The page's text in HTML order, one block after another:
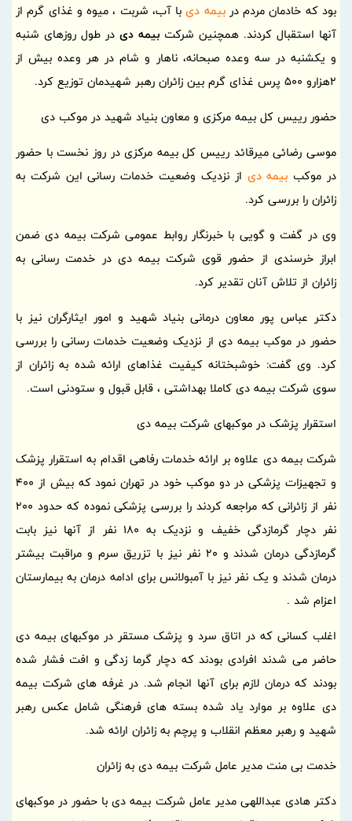
بود که خادمان مردم دربیمه دیبا آب، شربت ، میوه و غذای گرم از
آنها استقبال کردند. همچنین شرکت بیمه دی در طول روزهای شنبه
و یکشنبه در سه وعده صبحانه، ناهار و شام در هر وعده بیش از
2هزارو 500 پرس غذای گرم بین زائران رهبر شهیدمان توزیع کرد.
حضور رییس کل بیمه مرکزی و معاون بنیاد شهید در موکب دی
موسی رضائی میرقائد رییس کل بیمه مرکزی در روز نخست با حضور
در موکب بیمه دی از نزدیک وضعیت خدمات رسانی این شرکت به
زائران را بررسی کرد.
وی در گفت و گویی با خبرنگار روابط عمومی شرکت بیمه دی ضمن
ابراز خرسندی از حضور قوی شرکت بیمه دی در خدمت رسانی به
زائران از تلاش آنان تقدیر کرد.
دکتر عباس پور معاون درمانی بنیاد شهید و امور ایثارگران نیز با
حضور در موکب بیمه دی از نزدیک وضعیت خدمات رسانی را بررسی
کرد. وی گفت: خوشبختانه کیفیت غذاهای ارائه شده به زائران از
سوی شرکت بیمه دی کاملا بهداشتی ، قابل قبول و ستودنی است.
استقرار پزشک در موکبهای شرکت بیمه دی
شرکت بیمه دی علاوه بر ارائه خدمات رفاهی اقدام به استقرار پزشک
و تجهیزات پزشکی در دو موکب خود در تهران نمود که بیش از 400
نفر از زائرانی که مراجعه کردند را بررسی پزشکی نموده که حدود 200
نفر دچار گرمازدگی خفیف و نزدیک به 180 نفر از آنها نیز بابت
گرمازدگی درمان شدند و 20 نفر نیز با تزریق سرم و مراقبت بیشتر
درمان شدند و یک نفر نیز با آمبولانس برای ادامه درمان به بیمارستان
اعزام شد .
اغلب کسانی که در اتاق سرد و پزشک مستقر در موکبهای بیمه دی
حاضر می شدند افرادی بودند که دچار گرما زدگی و افت فشار شده
بودند که درمان لازم برای آنها انجام شد. در غرفه های شرکت بیمه
دی علاوه بر موارد یاد شده بسته های فرهنگی شامل عکس رهبر
شهید و رهبر معظم انقلاب و پرچم به زائران ارائه شد.
خدمت بی منت مدیر عامل شرکت بیمه دی به زائران
دکتر هادی عبداللهی مدیر عامل شرکت بیمه دی با حضور در موکبهای